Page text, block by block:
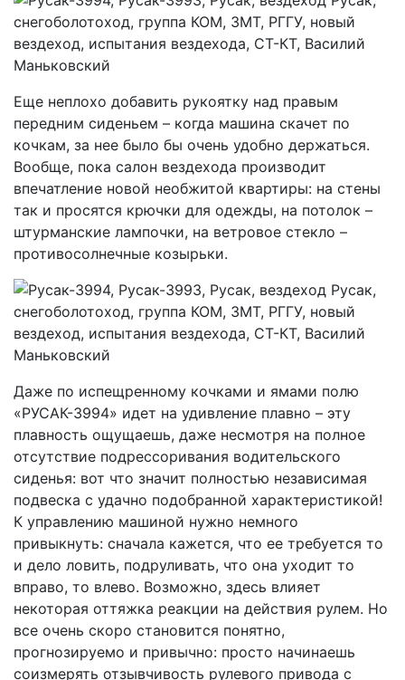
Еще неплохо добавить рукоятку над правым
передним сиденьем – когда машина скачет по
кочкам, за нее было бы очень удобно держаться.
Вообще, пока салон вездехода производит
впечатление новой необжитой квартиры: на стены
так и просятся крючки для одежды, на потолок –
штурманские лампочки, на ветровое стекло –
противосолнечные козырьки.
Даже по испещренному кочками и ямами полю
«РУСАК-3994» идет на удивление плавно – эту
плавность ощущаешь, даже несмотря на полное
отсутствие подрессоривания водительского
сиденья: вот что значит полностью независимая
подвеска с удачно подобранной характеристикой!
К управлению машиной нужно немного
привыкнуть: сначала кажется, что ее требуется то
и дело ловить, подруливать, что она уходит то
вправо, то влево. Возможно, здесь влияет
некоторая оттяжка реакции на действия рулем. Но
все очень скоро становится понятно,
прогнозируемо и привычно: просто начинаешь
соизмерять отзывчивость рулевого привода с